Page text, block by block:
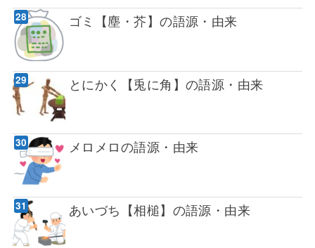
ゴミ【塵・芥】の語源・由来
とにかく【兎に角】の語源・由来
メロメロの語源・由来
あいづち【相槌】の語源・由来